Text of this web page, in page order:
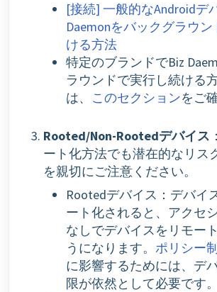
[接続] 一般的なAndroidデ
Daemonをバックグラウ
ける方法
特定のブランドでBiz
ラウンドで実行し続ける
は、 このセクションをご
Rooted/Non-Rootedデバイス
ート化方法でも潜在的なリス
を親切にご注意ください。
Rootedデバイス：デバイ
ート化されると、アクセ
なしでデバイスをリモー
うになります。 ポリシー
に影響するためには、デ
限が依然として必要です。